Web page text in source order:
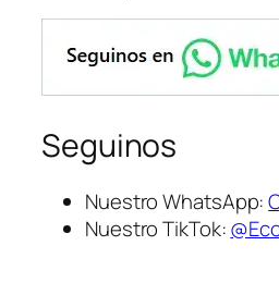
Seguinos
Nuestro WhatsApp:
Nuestro TikTok: